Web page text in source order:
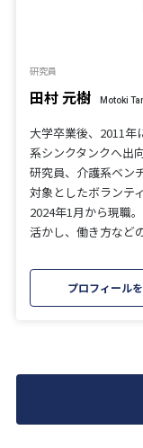
研究員
田村 元樹 Motoki
大学卒業後、2011年
系シンクタンクへ出
研究員、介護系ベン
対象としたボランテ
2024年1月から現職
活かし、働き方など
プロフィール